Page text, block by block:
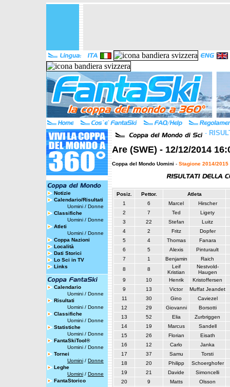
Notizie
Calendario/Risultati
Uomini / Donne
Classifiche
Uomini / Donne
Atleti
Uomini / Donne
Coppa Nazioni
Località
Dati Storici
Lo Sci in TV
Links
Calendario
Uomini / Donne
Risultati
Uomini / Donne
Classifiche
Uomini / Donne
Statistiche
Uomini / Donne
FantaSkiTool®
Uomini / Donne
Tornei
Uomini / Donne
Leghe
Uomini / Donne
FantaStorico
-
Are (SWE) - 12/12/2014
Coppa del Mondo Uomini - Stagione 2014/2015
Posiz. Pettor.
Atleta
1
6 Marcel
Hirscher
2
7 Ted
Ligety
3
22 Stefan
Luitz
4
2 Fritz
Dopfer
5
4 Thomas
Fanara
6
5 Alexis
Pinturault
7
1 Benjamin
Raich
8
8
Leif
Kristian
Nestvold-
Haugen
9
10 Henrik
Kristoffersen
9
13 Victor
Muffat Jeandet
11
30 Gino
Caviezel
12
29 Giovanni
Borsotti
13
52 Elia
Zurbriggen
14
19 Marcus
Sandell
15
26 Florian
Eisath
16
12 Carlo
Janka
17
37 Samu
Torsti
18
20 Philipp
Schoerghofer
19
21 Davide
Simoncelli
20
9 Matts
Olsson